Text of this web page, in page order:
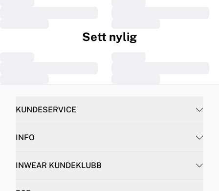
Sett nylig
KUNDESERVICE
INFO
INWEAR KUNDEKLUBB